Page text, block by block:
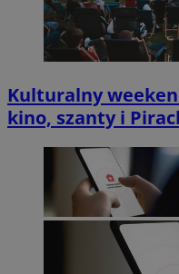
Kulturalny
kino, szanty i